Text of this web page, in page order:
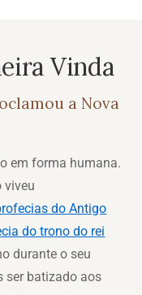
Vinda
a Nova
em forma humana.
viveu
do Antigo
do trono do rei
durante o seu
ser batizado aos